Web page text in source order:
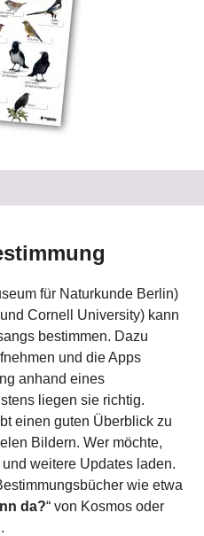
für Naturkunde Berlin)
Cornell University) kann
bestimmen. Dazu
und die Apps
anhand eines
liegen sie richtig.
einen guten Überblick zu
Bildern. Wer möchte,
weitere Updates laden.
wie etwa
da?“ von Kosmos oder